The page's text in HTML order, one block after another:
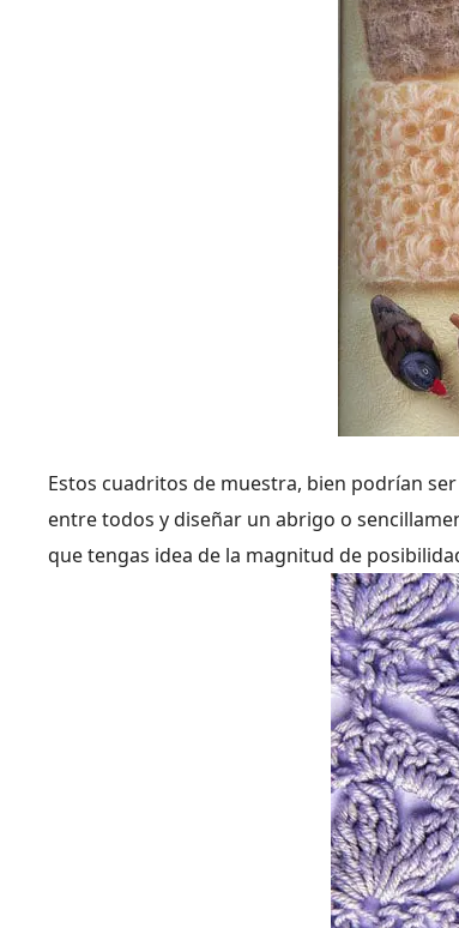
Estos cuadritos de muestra, bien podrían
entre todos y diseñar un abrigo o
que tengas idea de la magnitud de